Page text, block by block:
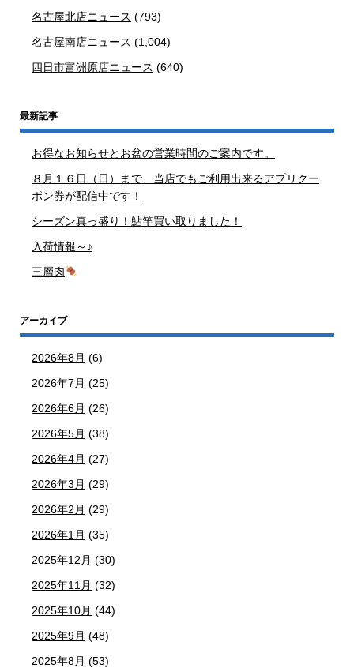
名古屋北店ニュース (793)
名古屋南店ニュース (1,004)
四日市富洲原店ニュース (640)
最新記事
お得なお知らせとお盆の営業時間のご案内です。
８月１６日（日）まで、当店でもご利用出来るアプリクー
ポン券が配信中です！
シーズン真っ盛り！鮎竿買い取りました！
入荷情報～♪
三層肉
アーカイブ
2026年8月 (6)
2026年7月 (25)
2026年6月 (26)
2026年5月 (38)
2026年4月 (27)
2026年3月 (29)
2026年2月 (29)
2026年1月 (35)
2025年12月 (30)
2025年11月 (32)
2025年10月 (44)
2025年9月 (48)
2025年8月 (53)